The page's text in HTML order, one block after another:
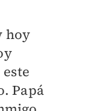
hoy
Papá